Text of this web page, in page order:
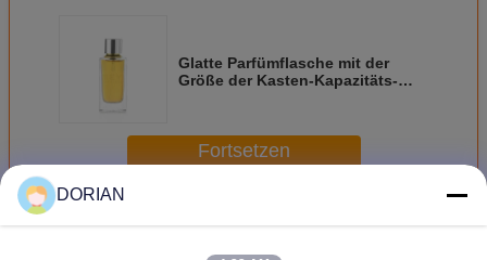
Glatte Parfümflasche mit der
Größe der Kasten-Kapazitäts-
Fortsetzen
Mehr
DORIAN